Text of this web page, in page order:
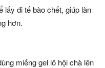
lấy đi tế bào chết, giúp làn
hơn.
miếng gel lô hội chà lên